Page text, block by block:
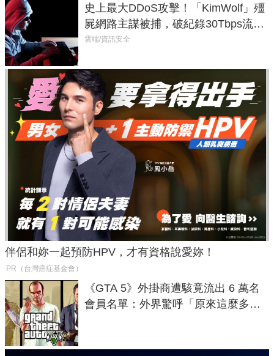
史上最大DDoS攻擊！「KimWolf」殭
屍網路主謀被捕，破紀錄30Tbps流量
癱瘓全球！
雲端/資訊安全
伴侶和妳一起預防HPV，才有資格說愛妳！
PR（台灣癌症基金會）
《GTA 5》外掛商遭駭竟流出 6 萬名
會員名單：外界驚呼「原來這麼多人